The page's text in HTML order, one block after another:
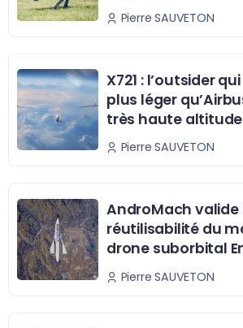
Pierre SAUVETON
X721 : l’outsider
plus léger
très haute altitude
Pierre SAUVETON
AndroMach valide
réutilisabilité du
drone suborbital
Pierre SAUVETON